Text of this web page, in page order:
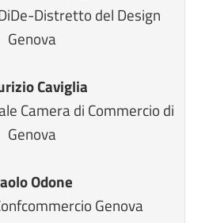
Distretto del Design
Genova
Caviglia
Camera di Commercio di
Genova
Odone
Genova